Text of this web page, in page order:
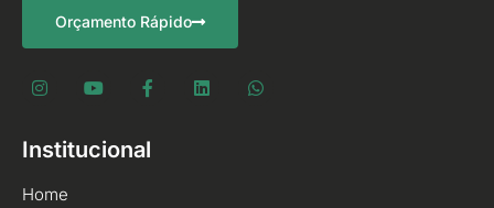
Orçamento Rápido
Institucional
Home